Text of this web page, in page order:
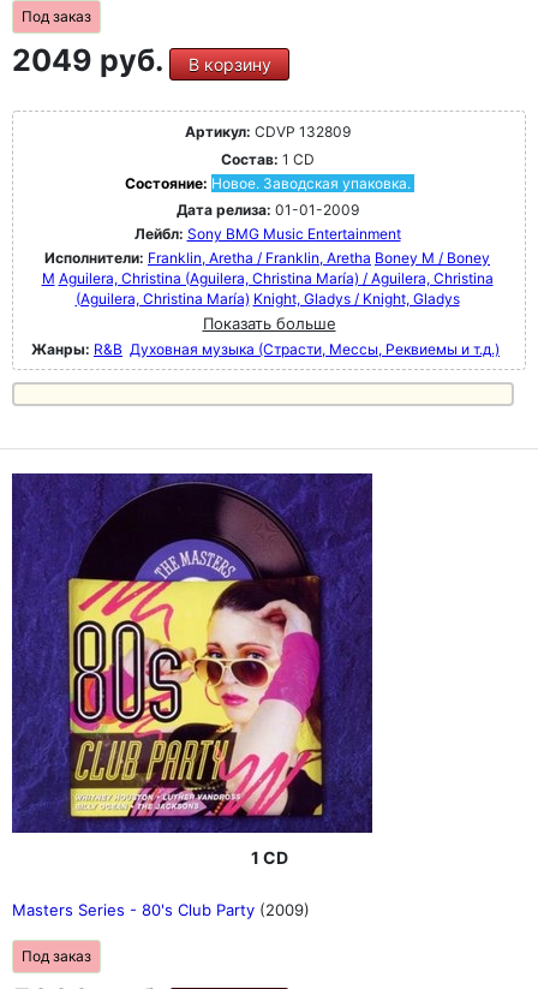
Под заказ
2049 руб. В корзину
Артикул: CDVP 132809
Состав: 1 CD
Состояние: Новое. Заводская упаковка.
Дата релиза: 01-01-2009
Лейбл: Sony BMG Music Entertainment
Исполнители: Franklin, Aretha / Franklin, Aretha Boney M / Boney
M Aguilera, Christina (Aguilera, Christina María) / Aguilera, Christina
(Aguilera, Christina María) Knight, Gladys / Knight, Gladys
Показать больше
Жанры: R&B Духовная музыка (Страсти, Мессы, Реквиемы и т.д.)
1 CD
Masters Series - 80's Club Party (2009)
Под заказ